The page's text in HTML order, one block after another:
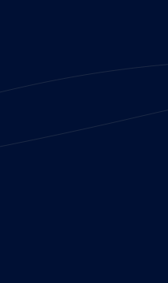
ambas variedades.